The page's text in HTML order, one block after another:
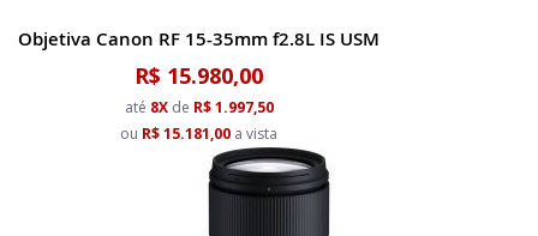
Objetiva Canon RF 15-35mm f2.8L IS USM
R$ 15.980,00
até 8Xde R$ 1.997,50
ou R$ 15.181,00 a vista